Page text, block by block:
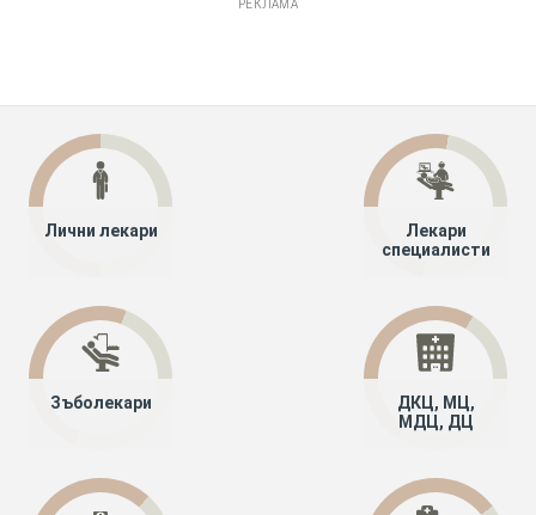
РЕКЛАМА
Лични лекари
Лекари
специалисти
Зъболекари
ДКЦ, МЦ,
МДЦ, ДЦ